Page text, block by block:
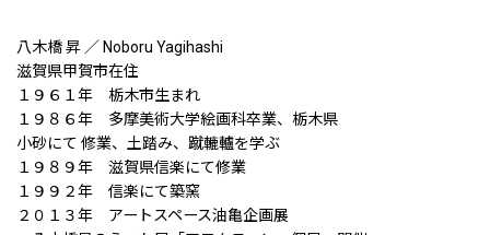
八木橋 昇 ／ Noboru Yagihashi
滋賀県甲賀市在住
１９６１年 栃木市生まれ
１９８６年 多摩美術大学絵画科卒業、栃木県
小砂にて 修業、土踏み、蹴轆轤を学ぶ
１９８９年 滋賀県信楽にて修業
１９９２年 信楽にて築窯
２０１３年 アートスペース油亀企画展